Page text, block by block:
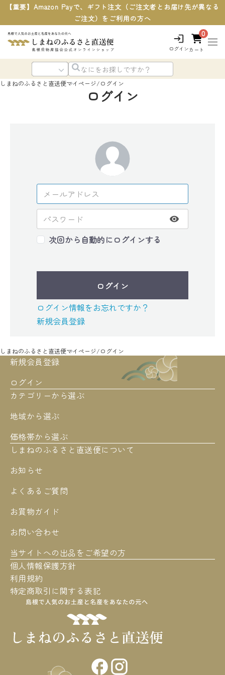
【重要】Amazon Payで、ギフト注文（ご注文者とお届け先が異なる
ご注文）をご利用の方へ
ログイン
0
カート
しまねのふるさと直送便マイページ/ログイン
ログイン
次回から自動的にログインする
ログイン
ログイン情報をお忘れですか？
新規会員登録
しまねのふるさと直送便マイページ/ログイン
カテゴリーから選ぶ
地域から選ぶ
価格帯から選ぶ
新規会員登録
ログイン
しまねのふるさと直送便について
お知らせ
よくあるご質問
お買物ガイド
お問い合わせ
当サイトへの出品をご希望の方
個人情報保護方針
利用規約
特定商取引に関する表記